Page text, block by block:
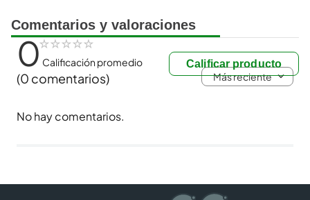
Comentarios y valoraciones
Calificar producto
☆☆☆☆☆
0Calificación promedio
(0 comentarios) Más reciente
No hay comentarios.